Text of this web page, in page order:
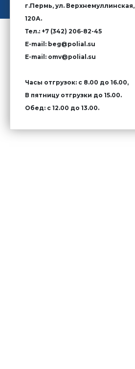
г.Пермь, ул. Верхнемуллинская,
120А.
Тел.: +7 (342) 206-82-45
E-mail: beg@polial.su
E-mail: omv@polial.su
Часы отгрузок: с 8.00 до 16.00,
В пятницу отгрузки до 15.00.
Обед: с 12.00 до 13.00.